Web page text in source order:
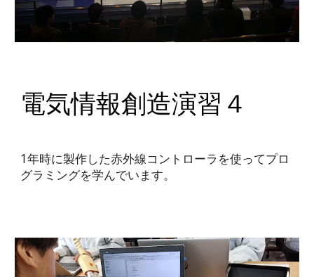
電気情報創造演習４
1年時に製作した赤外線コントローラを使ってプロ
グラミングを学んでいます。